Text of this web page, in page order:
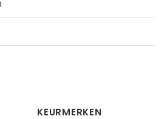
KEURMERKEN